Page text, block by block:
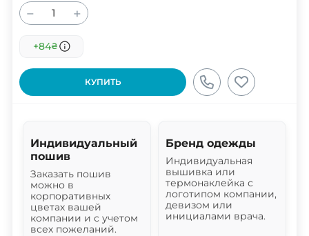
− +
+84₴
КУПИТЬ
Индивидуальный
пошив
Заказать пошив
можно в
корпоративных
цветах вашей
компании и с учетом
всех пожеланий.
Бренд одежды
Индивидуальная
вышивка или
термонаклейка с
логотипом компании,
девизом или
инициалами врача.